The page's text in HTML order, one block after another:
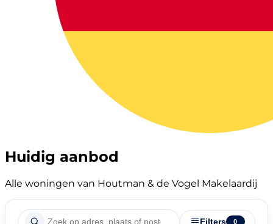
Huidig aanbod
Alle woningen van Houtman & de Vogel Makelaardij
Filters 0